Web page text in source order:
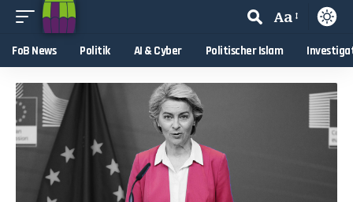
Aa
FoB News Politik AI & Cyber Politischer Islam